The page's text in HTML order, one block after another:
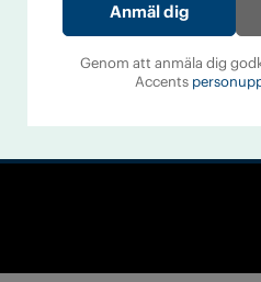
Genom att anmäla dig
Accents